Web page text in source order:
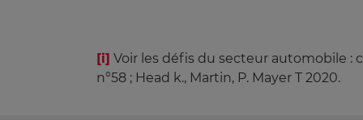
[i] Voir les défis du secteur automobile :
n°58 ; Head k., Martin, P. Mayer T 2020.